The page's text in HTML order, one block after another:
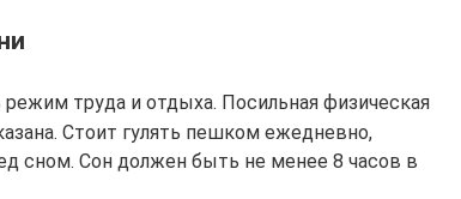
труда и отдыха. Посильная физическая
Стоит гулять пешком ежедневно,
сном. Сон должен быть не менее 8 часов в